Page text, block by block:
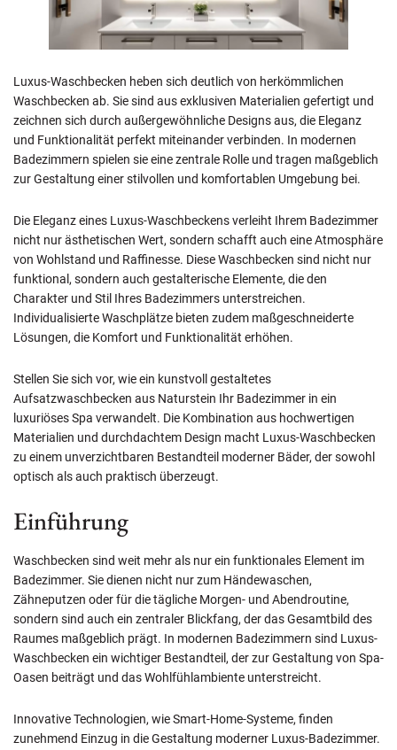
Luxus-Waschbecken heben sich deutlich von herkömmlichen
Waschbecken ab. Sie sind aus exklusiven Materialien gefertigt und
zeichnen sich durch außergewöhnliche Designs aus, die Eleganz
und Funktionalität perfekt miteinander verbinden. In modernen
Badezimmern spielen sie eine zentrale Rolle und tragen maßgeblich
zur Gestaltung einer stilvollen und komfortablen Umgebung bei.
Die Eleganz eines Luxus-Waschbeckens verleiht Ihrem Badezimmer
nicht nur ästhetischen Wert, sondern schafft auch eine Atmosphäre
von Wohlstand und Raffinesse. Diese Waschbecken sind nicht nur
funktional, sondern auch gestalterische Elemente, die den
Charakter und Stil Ihres Badezimmers unterstreichen.
Individualisierte Waschplätze bieten zudem maßgeschneiderte
Lösungen, die Komfort und Funktionalität erhöhen.
Stellen Sie sich vor, wie ein kunstvoll gestaltetes
Aufsatzwaschbecken aus Naturstein Ihr Badezimmer in ein
luxuriöses Spa verwandelt. Die Kombination aus hochwertigen
Materialien und durchdachtem Design macht Luxus-Waschbecken
zu einem unverzichtbaren Bestandteil moderner Bäder, der sowohl
optisch als auch praktisch überzeugt.
Einführung
Waschbecken sind weit mehr als nur ein funktionales Element im
Badezimmer. Sie dienen nicht nur zum Händewaschen,
Zähneputzen oder für die tägliche Morgen- und Abendroutine,
sondern sind auch ein zentraler Blickfang, der das Gesamtbild des
Raumes maßgeblich prägt. In modernen Badezimmern sind Luxus-
Waschbecken ein wichtiger Bestandteil, der zur Gestaltung von Spa-
Oasen beiträgt und das Wohlfühlambiente unterstreicht.
Innovative Technologien, wie Smart-Home-Systeme, finden
zunehmend Einzug in die Gestaltung moderner Luxus-Badezimmer.